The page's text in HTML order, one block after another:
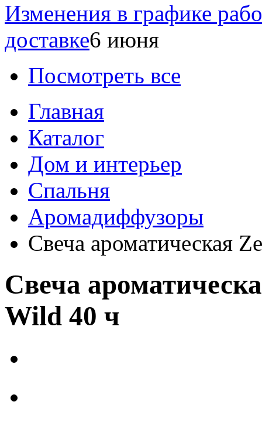
Изменения в графике
доставке6 июня
Посмотреть все
Главная
Каталог
Дом и интерьер
Спальня
Аромадиффузоры
Свеча ароматическая
Свеча
Wild 40 ч